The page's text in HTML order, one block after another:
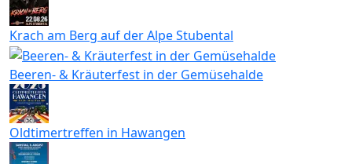
Krach am Berg auf der Alpe Stubental
Beeren- & Kräuterfest in der Gemüsehalde
Oldtimertreffen in Hawangen